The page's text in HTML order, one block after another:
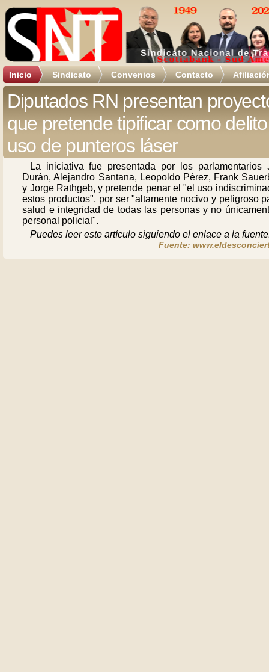
Inicio Sindicato Convenios Contacto
Diputados RN presentan
que pretende tipificar como
uso de punteros láser
La iniciativa fue presentada por los parlamentarios
Durán, Alejandro Santana, Leopoldo Pérez, Frank
y Jorge Rathgeb, y pretende penar el "el uso
estos productos", por ser "altamente nocivo y peligroso
salud e integridad de todas las personas y no
personal policial".
Puedes leer este artículo siguiendo el enlace a la
Fuente: